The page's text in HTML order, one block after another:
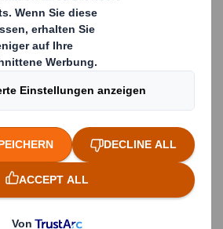
den neuen Kartoffelkarton mit
Beschichtung sowohl auf der
auf dem Wellenstoff, damit er
gewachsen ist.
Karton bis zu
als
erhältlichen Verpackungen und
ist, woraus
Verpackungresultiert.
seinen Kunden eine
gut aussieht. Sie kommt bei den
positiv an und auch bei den